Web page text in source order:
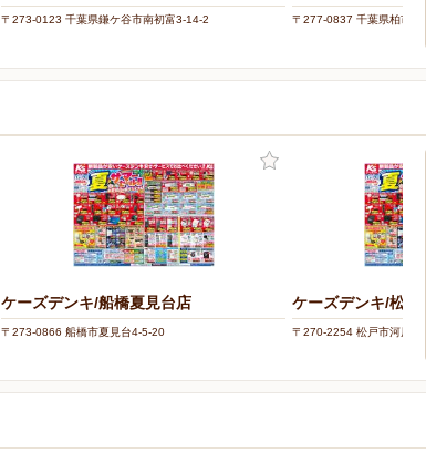
〒273-0123 千葉県鎌ケ谷市南初富3-14-2 〒277-0837 千葉県柏市大
ケーズデンキ/船橋夏見台店
〒273-0866 船橋市夏見台4-5-20
ケーズデンキ/松戸
〒270-2254 松戸市河原塚